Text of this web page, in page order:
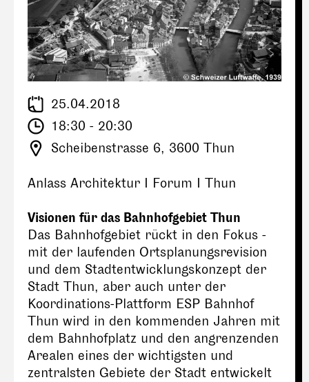
25.04.2018
18:30 - 20:30
Scheibenstrasse 6, 3600 Thun
Anlass Architektur I Forum I Thun
Visionen für das Bahnhofgebiet Thun
Das Bahnhofgebiet rückt in den Fokus -
mit der laufenden Ortsplanungsrevision
und dem Stadtentwicklungskonzept der
Stadt Thun, aber auch unter der
Koordinations-Plattform ESP Bahnhof
Thun wird in den kommenden Jahren mit
dem Bahnhofplatz und den angrenzenden
Arealen eines der wichtigsten und
zentralsten Gebiete der Stadt entwickelt